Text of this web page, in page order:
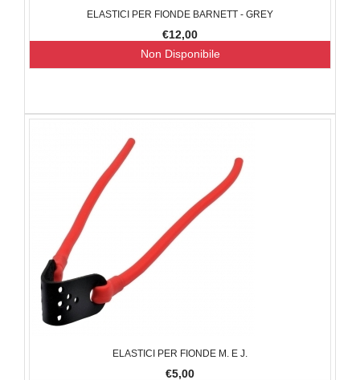
ELASTICI PER FIONDE BARNETT - GREY
€12,00
Non Disponibile
ELASTICI PER FIONDE M. E J.
€5,00